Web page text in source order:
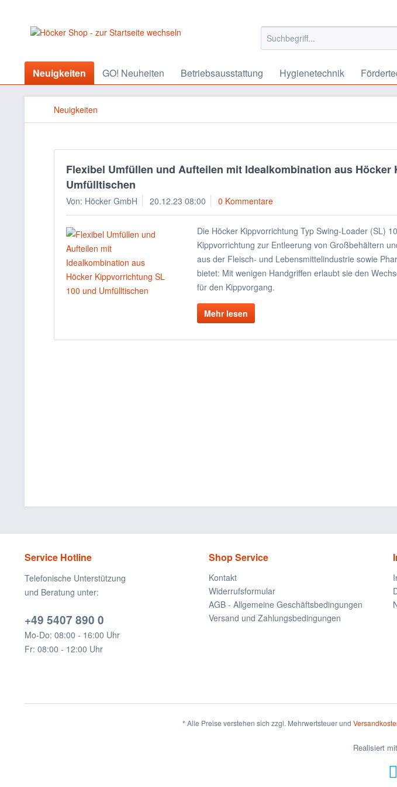
Neuigkeiten GO! Neuheiten Betriebsausstattung Hygienetechnik
Neuigkeiten
Flexibel Umfüllen und Aufteilen mit Idealkombination aus
Umfülltischen
Von: Höcker GmbH 20.12.23 08:00 0 Kommentare
Die Höcker Kippvorrichtung Typ Swing-Loader (SL)
Kippvorrichtung zur Entleerung von Großbehältern
aus der Fleisch- und Lebensmittelindustrie sowie
bietet: Mit wenigen Handgriffen erlaubt sie den
für den Kippvorgang.
Mehr lesen
Service Hotline
Telefonische Unterstützung
und Beratung unter:
+49 5407 890 0
Mo-Do: 08:00 - 16:00 Uhr
Fr: 08:00 - 12:00 Uhr
Shop Service
Kontakt
Widerrufsformular
AGB - Allgemeine Geschäftsbedingungen
Versand und Zahlungsbedingungen
* Alle Preise verstehen sich zzgl. Mehrwertsteuer und
Realisiert